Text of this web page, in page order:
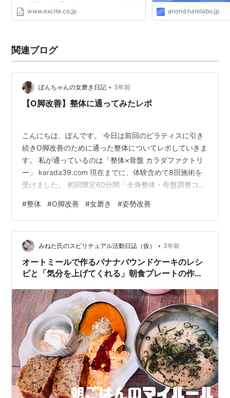
かし現状に飽き足らず、もっともっと女を磨
くため、次はエクササイズ、テーブルコーデ
www.excite.co.jp anond.hatelabo.jp
関連ブログ
ぽんちゃんの女磨き日記 • 3年前
【O脚改善】整体に通ってみたレポ
こんにちは、ぽんです。 今日は前回のピラティスに引き
続きO脚改善のために通った整体についてレポしていきま
す。 私が通っているのは「整体×骨盤 カラダファクトリ
ー」 karada39.com 現在までに、体験含めて8回施術を
受けました。 初回限定60分間「全身整体・骨盤調整コー
れ】 まず店舗に着いたら、問診を書く 👇 着替え(初回は
無料で貸し出し) 👇 担当の整体師さんに悩みとどうなりた
いかをお話しする 👇 写真を撮って全身のバランスをチェ
ックし、自分の姿勢のクセを把握する 👇 悩みの部分を重
点的に施術して、整えてもらう 👇 着替えて、お会計し
て…
#整体 #O脚改善 #女磨き #姿勢改善
みねた氏のスピリチュアル活動日誌（仮） • 3年前
オートミールで作るバナナバウンドケーキのレシ
ピと「気分を上げてくれる」朝食プレートの作り